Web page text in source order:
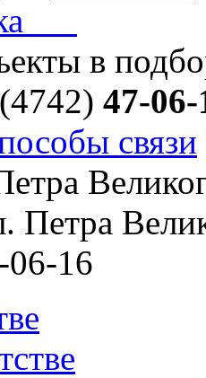
в
47-06-
связи
Петра
06-16